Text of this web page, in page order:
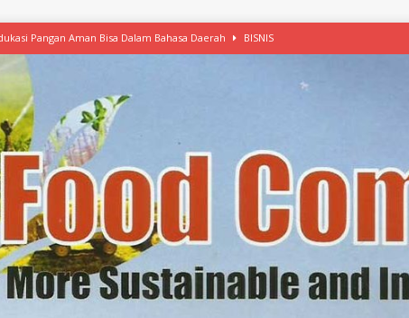
Pangan Aman Bisa Dalam Bahasa Daerah BISNIS
Mulai Ekspansi, IKEA dan MSC Dukung Seafood Berkelanjutan
Free Versi Healthy Choice, Tepung Talas Kimpul Pilihan Menu Sehat
Latih Olah Singkong, KKN Universitas Lampung Kenalkan Sosmocaf
Makanan dengan McCormick, Ciptakan Raksasa Rp1.100 Triliun